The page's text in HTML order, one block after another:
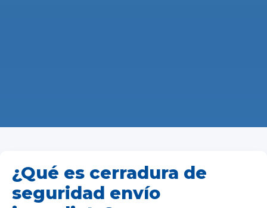
¿Qué es cerradura de
seguridad envío